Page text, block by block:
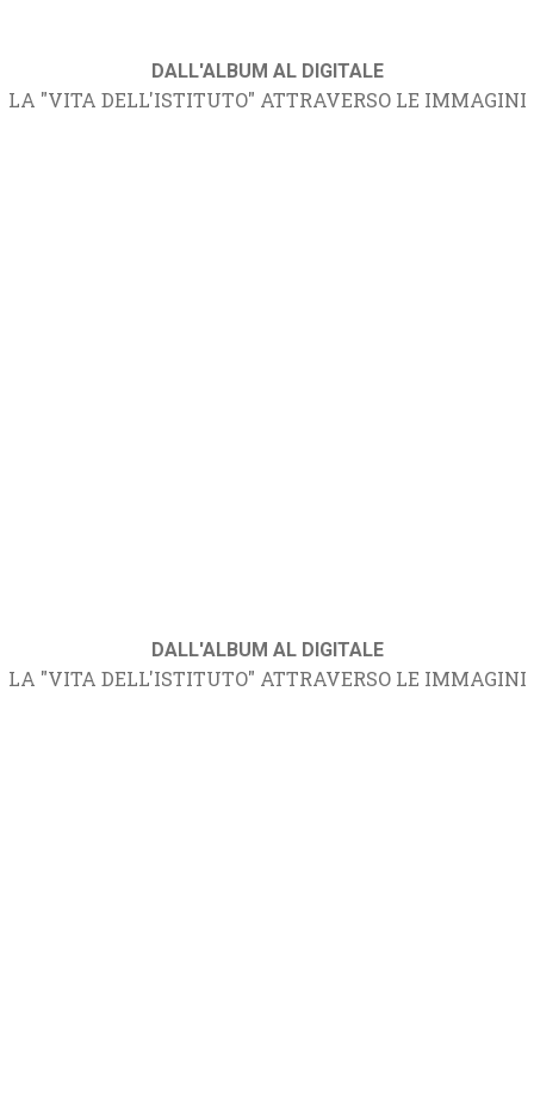
DALL'ALBUM AL DIGITALE
LA "VITA DELL'ISTITUTO" ATTRAVERSO LE IMMAGINI
DALL'ALBUM AL DIGITALE
LA "VITA DELL'ISTITUTO" ATTRAVERSO LE IMMAGINI